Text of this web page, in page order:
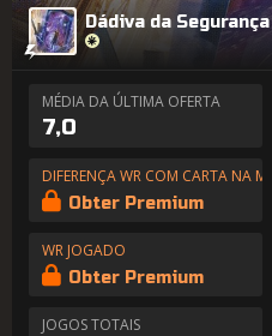
Dádiva da Segurança
MÉDIA DA ÚLTIMA OFERTA
7,0
DIFERENÇA WR COM CARTA NA
Obter Premium
WR JOGADO
Obter Premium
JOGOS TOTAIS